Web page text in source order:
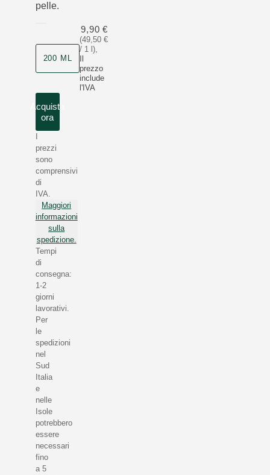
pelle.
200 ML
(49,50 €
/ 1 l),
prezzo
include
l'IVA
9,90 €
Acquista
ora
prezzi
sono
comprensivi
di
IVA.
Maggiori
informazioni
sulla
spedizione.
Tempi
di
consegna:
1-2
giorni
lavorativi.
Per
le
spedizioni
nel
Sud
Italia
e
nelle
Isole
potrebbero
essere
necessari
fino
a 5